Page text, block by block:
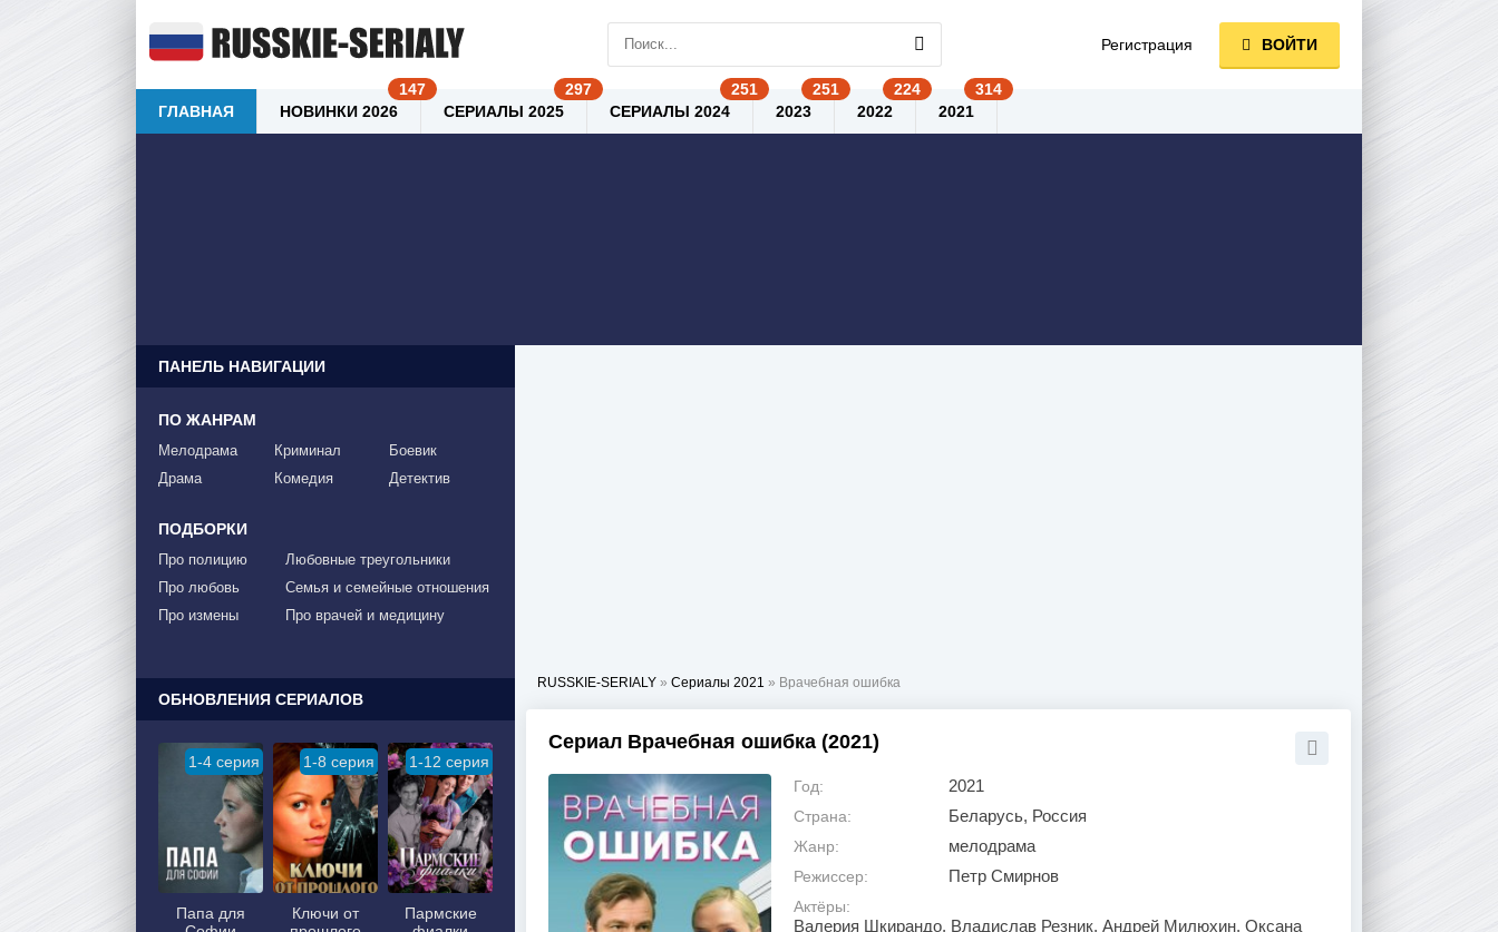
RUSSKIE-SERIALY » Сериалы 2021 » Врачебная ошибка
Сериал Врачебная ошибка (2021)
Год: 2021
Страна: Беларусь, Россия
Жанр: мелодрама
Режиссер: Петр Смирнов
Актёры:
Валерия Шкирандо, Владислав Резник, Андрей Милюхин, Оксана
ПАНЕЛЬ НАВИГАЦИИ
ПО ЖАНРАМ
Мелодрама
Драма
Криминал
Комедия
Боевик
Детектив
ПОДБОРКИ
Про полицию
Про любовь
Про измены
Любовные треугольники
Семья и семейные отношения
Про врачей и медицину
ОБНОВЛЕНИЯ СЕРИАЛОВ
1-4 серия
Папа для
1-8 серия
Ключи от
1-12 серия
Пармские
Регистрация ВОЙТИ
ГЛАВНАЯ НОВИНКИ 2026 СЕРИАЛЫ 2025 СЕРИАЛЫ 2024 2023 2022 2021